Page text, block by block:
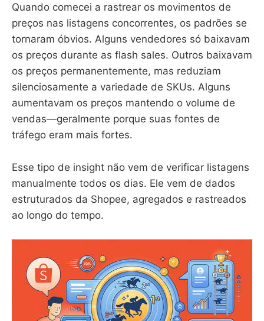
Quando comecei a rastrear os movimentos de
preços nas listagens concorrentes, os padrões se
tornaram óbvios. Alguns vendedores só baixavam
os preços durante as flash sales. Outros baixavam
os preços permanentemente, mas reduziam
silenciosamente a variedade de SKUs. Alguns
aumentavam os preços mantendo o volume de
vendas—geralmente porque suas fontes de
tráfego eram mais fortes.
Esse tipo de insight não vem de verificar listagens
manualmente todos os dias. Ele vem de dados
estruturados da Shopee, agregados e rastreados
ao longo do tempo.